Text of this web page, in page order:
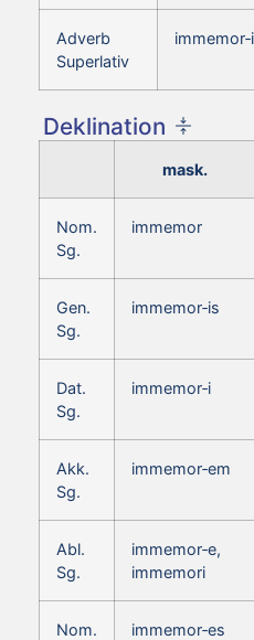
Adverb
Superlativ
Deklination
mask.
Nom.
Sg.
immemor
Gen.
Sg.
immemor‑is
Dat.
Sg.
immemor‑i
Akk.
Sg.
immemor‑em
Abl.
Sg.
immemor‑e,
immemori
Nom.
immemor‑es